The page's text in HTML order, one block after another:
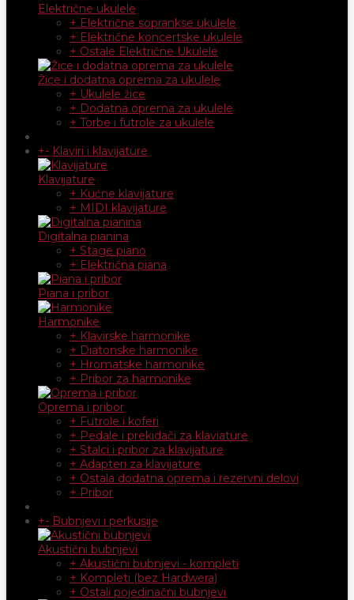
Električne ukulele
+ Električne soprankse ukulele
+ Električne koncertske ukulele
+ Ostale Električne Ukulele
Žice i dodatna oprema za ukulele
+ Ukulele žice
+ Dodatna oprema za ukulele
+ Torbe i futrole za ukulele
+- Klaviri i klavijature
Klavijature
+ Kućne klavijature
+ MIDI klavijature
Digitalna pianina
+ Stage piano
+ Električna piana
Piana i pribor
Harmonike
+ Klavirske harmonike
+ Diatonske harmonike
+ Hromatske harmonike
+ Pribor za harmonike
Oprema i pribor
+ Futrole i koferi
+ Pedale i prekidači za klaviature
+ Stalci i pribor za klavijature
+ Adapteri za klavijature
+ Ostala dodatna oprema i rezervni delovi
+ Pribor
+- Bubnjevi i perkusije
Akustični bubnjevi
+ Akustični bubnjevi - kompleti
+ Kompleti (bez Hardwera)
+ Ostali pojedinačni bubnjevi